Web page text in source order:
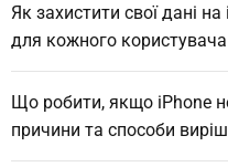
Як захистити свої дані
для кожного користувача
Що робити, якщо iPhone
причини та способи